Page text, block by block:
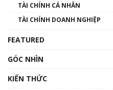
TÀI CHÍNH CÁ NHÂN
TÀI CHÍNH DOANH NGHIỆP
FEATURED
GÓC NHÌN
KIẾN THỨC